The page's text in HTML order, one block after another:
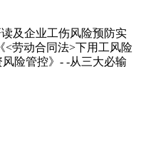
及企业工伤风险预防实
<劳动合同法>下用工风险
险管控》- -从三大必输